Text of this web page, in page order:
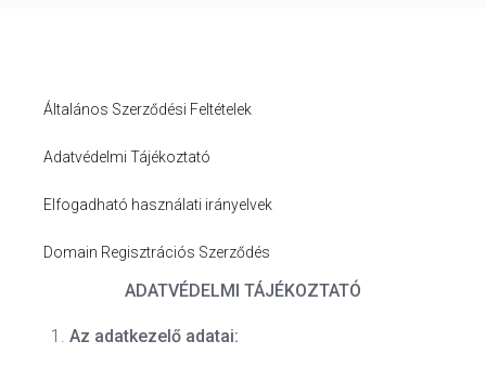
Általános Szerződési Feltételek
Adatvédelmi Tájékoztató
Elfogadható használati irányelvek
Domain Regisztrációs Szerződés
ADATVÉDELMI TÁJÉKOZTATÓ
Az adatkezelő adatai: